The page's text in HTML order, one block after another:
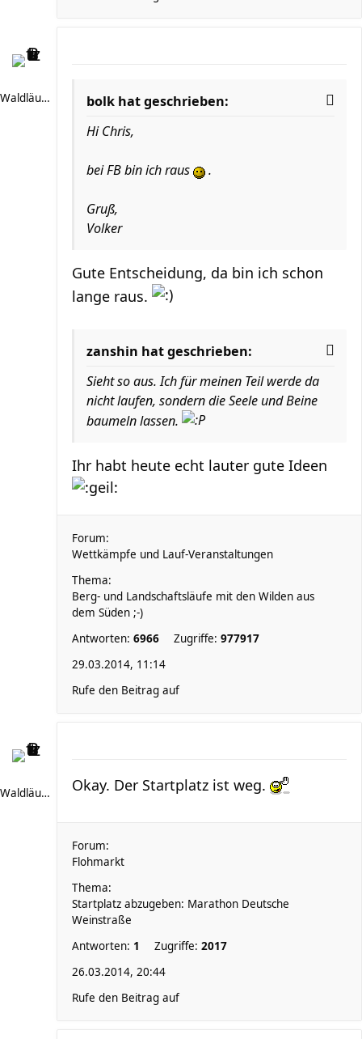
Waldläufer 66
bolk hat geschrieben:
Hi Chris,
bei FB bin ich raus .
Gruß,
Volker
Gute Entscheidung, da bin ich schon
lange raus.
zanshin hat geschrieben:
Sieht so aus. Ich für meinen Teil werde da
nicht laufen, sondern die Seele und Beine
baumeln lassen.
Ihr habt heute echt lauter gute Ideen
Forum:
Wettkämpfe und Lauf-Veranstaltungen
Thema:
Berg- und Landschaftsläufe mit den Wilden aus
dem Süden ;-)
Antworten: 6966 Zugriffe: 977917
29.03.2014, 11:14
Rufe den Beitrag auf
Waldläufer 66 Okay. Der Startplatz ist weg.
Forum:
Flohmarkt
Thema:
Startplatz abzugeben: Marathon Deutsche
Weinstraße
Antworten: 1 Zugriffe: 2017
26.03.2014, 20:44
Rufe den Beitrag auf